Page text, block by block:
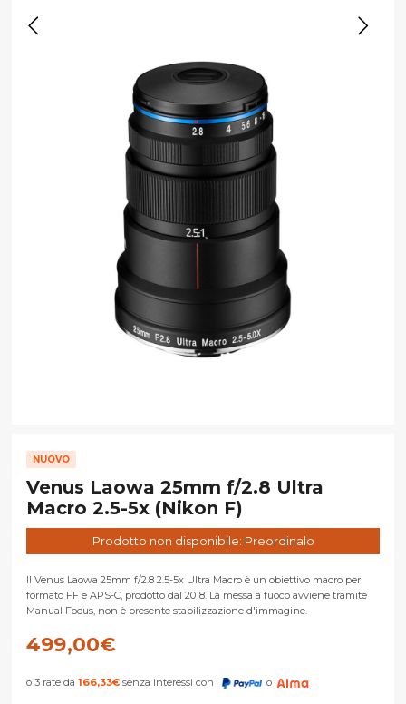
NUOVO
Venus Laowa 25mm f/2.8 Ultra
Macro 2.5-5x (Nikon F)
Prodotto non disponibile: Preordinalo
Il Venus Laowa 25mm f/2.8 2.5-5x Ultra Macro è un obiettivo macro per
formato FF e APS-C, prodotto dal 2018. La messa a fuoco avviene tramite
Manual Focus, non è presente stabilizzazione d'immagine.
499,00€
o 3 rate da 166,33€ senza interessi con o